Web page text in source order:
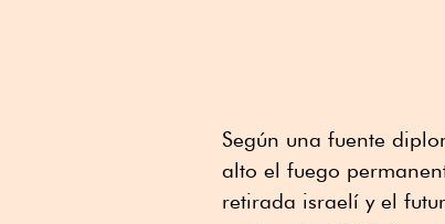
Según una fuente
alto el fuego
retirada israelí y el